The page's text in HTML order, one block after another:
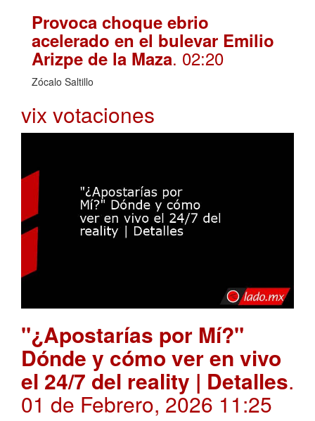
Provoca choque ebrio
acelerado en el bulevar Emilio
Arizpe de la Maza. 02:20
Zócalo Saltillo
vix votaciones
"¿Apostarías por Mí?"
Dónde y cómo ver en vivo
el 24/7 del reality | Detalles.
01 de Febrero, 2026 11:25